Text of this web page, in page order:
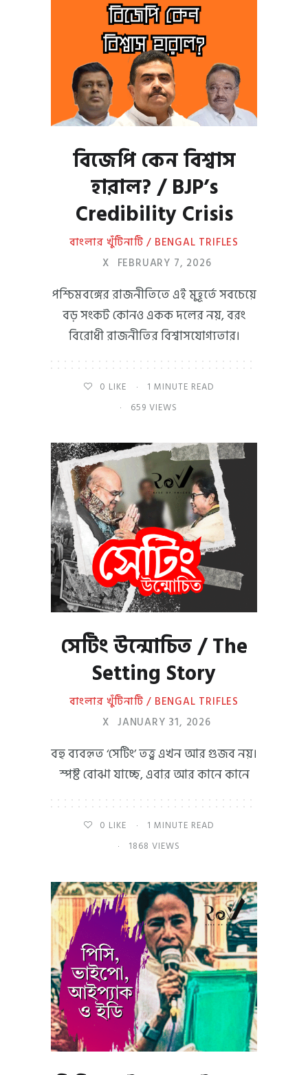
বিজেপি কেন বিশ্বাস
হারাল? / BJP’s
Credibility Crisis
বাংলার খুঁটিনাটি / BENGAL TRIFLES
X FEBRUARY 7, 2026
পশ্চিমবঙ্গের রাজনীতিতে এই মুহূর্তে সবচেয়ে
বড় সংকট কোনও একক দলের নয়, বরং
বিরোধী রাজনীতির বিশ্বাসযোগ্যতার।
0 LIKE
1 MINUTE READ
659 VIEWS
সেটিং উন্মোচিত / The
Setting Story
বাংলার খুঁটিনাটি / BENGAL TRIFLES
X JANUARY 31, 2026
বহু ব্যবহৃত ‘সেটিং’ তত্ত্ব এখন আর গুজব নয়।
স্পষ্ট বোঝা যাচ্ছে, এবার আর কানে কানে
0 LIKE
1 MINUTE READ
1868 VIEWS